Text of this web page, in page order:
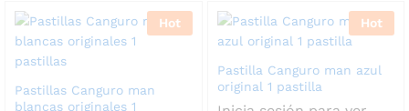
Hot
Pastillas Canguro man
blancas originales 1
Hot
Pastilla Canguro man azul
original 1 pastilla